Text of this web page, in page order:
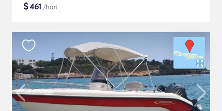
$461 /hari